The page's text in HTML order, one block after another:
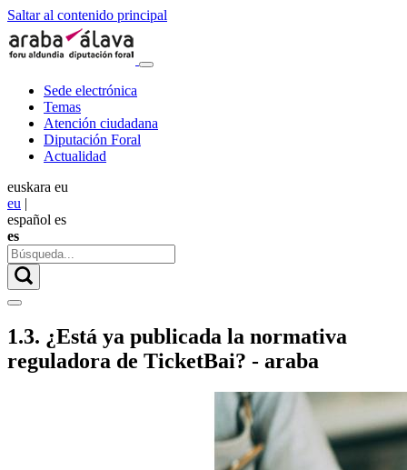
Saltar al contenido principal
Sede electrónica
Temas
Atención ciudadana
Diputación Foral
Actualidad
euskara eu
eu |
español es
es
1.3. ¿Está ya publicada la normativa
reguladora de TicketBai? - araba